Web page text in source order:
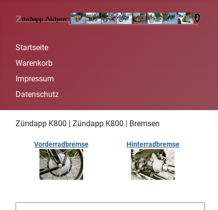
Startseite
Warenkorb
Impressum
Datenschutz
Zündapp K800 | Zündapp K800 | Bremsen
Vorderradbremse Hinterradbremse